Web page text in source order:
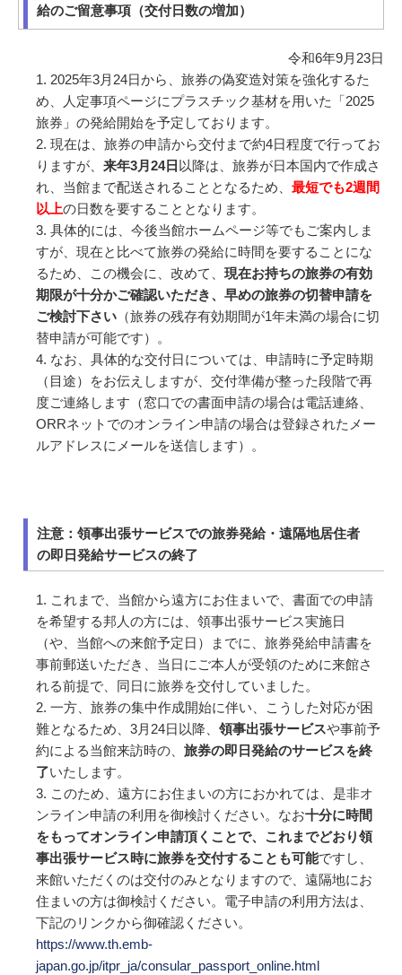
給のご留意事項（交付日数の増加）
令和6年9月23日
2025年3月24日から、旅券の偽変造対策を強化するた
め、人定事項ページにプラスチック基材を用いた「2025
旅券」の発給開始を予定しております。
現在は、旅券の申請から交付まで約4日程度で行ってお
りますが、 来年3月24日 以降は、旅券が日本国内で作成さ
れ、当館まで配送されることとなるため、 最短でも2週間
以上の日数を要することとなります。
具体的には、今後当館ホームページ等でもご案内しま
すが、現在と比べて旅券の発給に時間を要することにな
るため、この機会に、改めて、 現在お持ちの旅券の有効
期限が十分かご確認いただき、早めの旅券の切替申請を
ご検討下さい （旅券の残存有効期間が1年未満の場合に切
替申請が可能です）。
なお、具体的な交付日については、申請時に予定時期
（目途）をお伝えしますが、交付準備が整った段階で再
度ご連絡します（窓口での書面申請の場合は電話連絡、
ORRネットでのオンライン申請の場合は登録されたメー
ルアドレスにメールを送信します）。
注意：領事出張サービスでの旅券発給・遠隔地居住者
の即日発給サービスの終了
これまで、当館から遠方にお住まいで、書面での申請
を希望する邦人の方には、領事出張サービス実施日
（や、当館への来館予定日）までに、旅券発給申請書を
事前郵送いただき、当日にご本人が受領のために来館さ
れる前提で、同日に旅券を交付していました。
一方、旅券の集中作成開始に伴い、こうした対応が困
難となるため、3月24日以降、 領事出張サービスや事前予
約による当館来訪時の、 旅券の即日発給のサービスを終
了いたします。
このため、遠方にお住まいの方におかれては、是非オ
ンライン申請の利用を御検討ください。なお十分に時間
をもってオンライン申請頂くことで、これまでどおり領
事出張サービス時に旅券を交付することも可能ですし、
来館いただくのは交付のみとなりますので、遠隔地にお
住まいの方は御検討ください。電子申請の利用方法は、
下記のリンクから御確認ください。
https://www.th.emb-
japan.go.jp/itpr_ja/consular_passport_online.html